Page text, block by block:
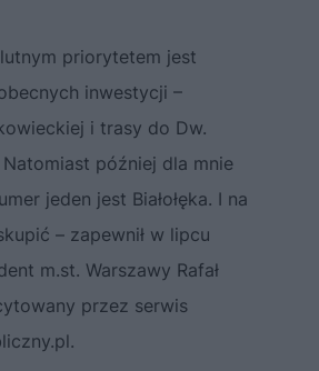
priorytetem jest
inwestycji –
i trasy do Dw.
później dla mnie
jeden jest Białołęka. I na
– zapewnił w lipcu
m.st. Warszawy Rafał
przez serwis